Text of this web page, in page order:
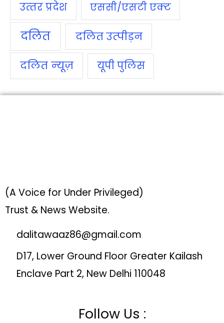
उत्‍तर प्रदेश एससी/एसटी एक्‍ट
दलित दलित उत्‍पीड़न
दलित न्‍यूज़ यूपी पुलिस
(A Voice for Under Privileged)
Trust & News Website.
dalitawaaz86@gmail.com
D17, Lower Ground Floor Greater Kailash
Enclave Part 2, New Delhi 110048
Follow Us :